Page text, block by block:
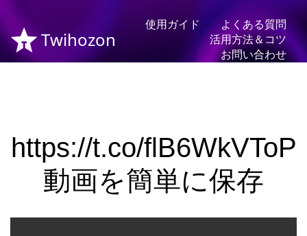
Twihozon
使用ガイド
よくある質問
活用方法＆コツ
お問い合わせ
https://t.co/flB6WkVToP
動画を簡単に保存